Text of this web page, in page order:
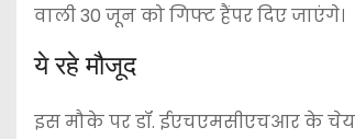
वाली 30 जून को गिफ्ट हैंपर दिए जाएंगे।
ये रहे मौजूद
इस मौके पर डॉ. ईएचएमसीएचआर के